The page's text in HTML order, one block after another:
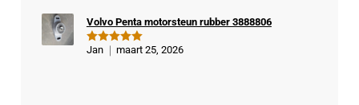
Gewaardeer
Volvo Penta motorsteun rubber 3888806
Jan maart 25, 2026